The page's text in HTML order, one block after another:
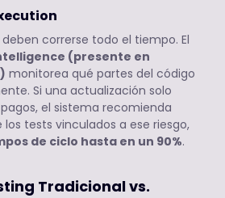
correrse todo el tiempo. El
(presente en
monitorea qué partes del código
Si una actualización solo
el sistema recomienda
tests vinculados a ese riesgo,
de ciclo hasta en un 90%.
Tradicional vs.